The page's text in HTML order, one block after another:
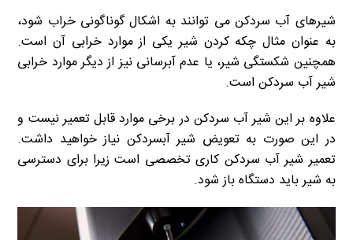
شیرهای آب سردکن می توانند به اشکال گوناگونی خراب شود،
به عنوان مثال چکه کردن شیر یکی از موارد خرابی آن است.
همچنین شکستگی شیر، یا عدم آبرسانی نیز از دیگر موارد خرابی
شیر آب سردکن است.
علاوه بر این شیر آب سردکن در برخی موارد قابل تعمیر نیست و
در این صورت به تعویض شیر آبسردکن نیاز خواهید داشت.
تعمیر شیر آب سردکن کاری تخصصی است زیرا برای دسترسی
به شیر باید دستگاه باز شود.